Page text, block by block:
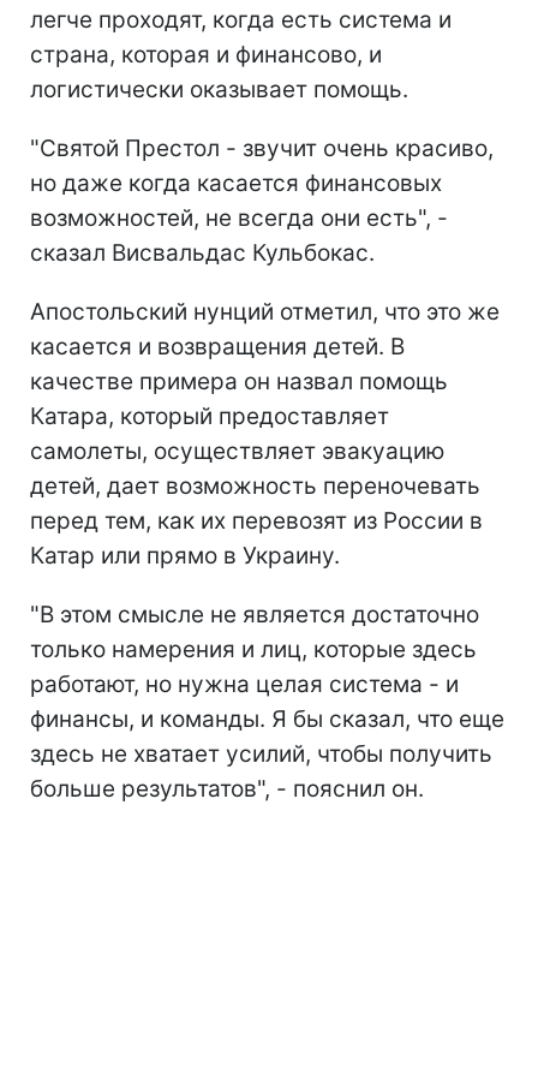
легче проходят, когда есть система и
страна, которая и финансово, и
логистически оказывает помощь.
"Святой Престол - звучит очень красиво,
но даже когда касается финансовых
возможностей, не всегда они есть", -
сказал Висвальдас Кульбокас.
Апостольский нунций отметил, что это же
касается и возвращения детей. В
качестве примера он назвал помощь
Катара, который предоставляет
самолеты, осуществляет эвакуацию
детей, дает возможность переночевать
перед тем, как их перевозят из России в
Катар или прямо в Украину.
"В этом смысле не является достаточно
только намерения и лиц, которые здесь
работают, но нужна целая система - и
финансы, и команды. Я бы сказал, что еще
здесь не хватает усилий, чтобы получить
больше результатов", - пояснил он.